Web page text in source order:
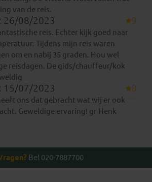
van de reis.
26/08/2023 9
reis. Echter kijk goed naar
Tijdens mijn reis waren
om en nabij 35 graden. Hou wel
reisdagen. De gids/chauffeur/kok
15/07/2023 8
ons dat gebracht wat wij er ook
Geweldige ervaring! gr Henk
Bel 020-7887700